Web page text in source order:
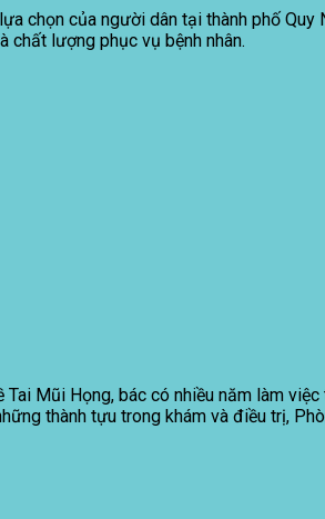
chọn của người dân tại thành phố Quy
chất lượng phục vụ bệnh nhân.
Mũi Họng, bác có nhiều năm làm
thành tựu trong khám và điều trị,